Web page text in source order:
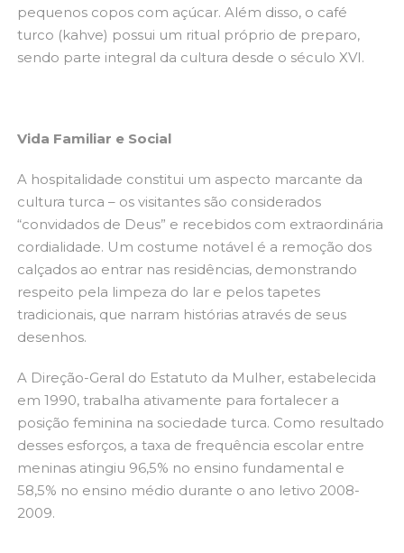
pequenos copos com açúcar. Além disso, o café
turco (kahve) possui um ritual próprio de preparo,
sendo parte integral da cultura desde o século XVI.
Vida Familiar e Social
A hospitalidade constitui um aspecto marcante da
cultura turca – os visitantes são considerados
“convidados de Deus” e recebidos com extraordinária
cordialidade. Um costume notável é a remoção dos
calçados ao entrar nas residências, demonstrando
respeito pela limpeza do lar e pelos tapetes
tradicionais, que narram histórias através de seus
desenhos.
A Direção-Geral do Estatuto da Mulher, estabelecida
em 1990, trabalha ativamente para fortalecer a
posição feminina na sociedade turca. Como resultado
desses esforços, a taxa de frequência escolar entre
meninas atingiu 96,5% no ensino fundamental e
58,5% no ensino médio durante o ano letivo 2008-
2009.